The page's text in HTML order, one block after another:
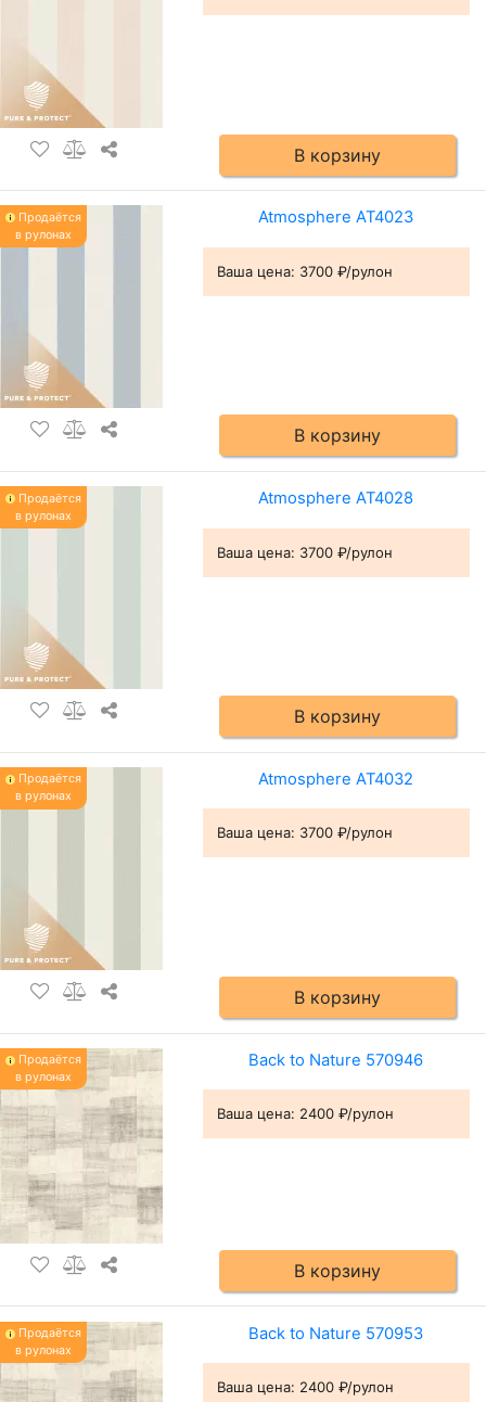
В корзину
Продаётся
в рулонах
Atmosphere AT4023
Ваша цена: 3700 ₽/рулон
В корзину
Продаётся
в рулонах
Atmosphere AT4028
Ваша цена: 3700 ₽/рулон
В корзину
Продаётся
в рулонах
Atmosphere AT4032
Ваша цена: 3700 ₽/рулон
В корзину
Продаётся
в рулонах
Back to Nature 570946
Ваша цена: 2400 ₽/рулон
В корзину
Продаётся
в рулонах
Back to Nature 570953
Ваша цена: 2400 ₽/рулон